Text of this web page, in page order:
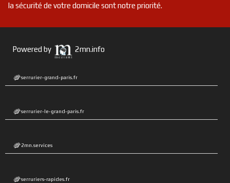
la sécurité de votre domicile sont notre priorité.
Powered by 2mn.info
serrurier-grand-paris.fr
serrurier-le-grand-paris.fr
2mn.services
serruriers-rapides.fr